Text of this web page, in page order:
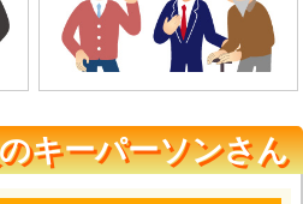
キーパーソンさん